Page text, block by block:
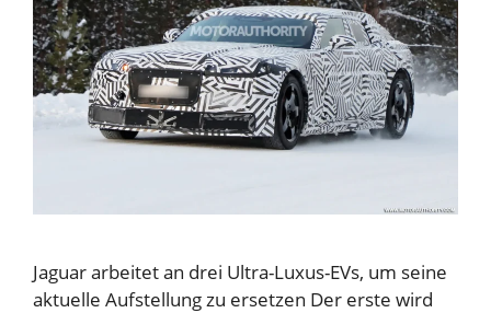
Jaguar arbeitet an drei Ultra-Luxus-EVs, um seine
aktuelle Aufstellung zu ersetzen Der erste wird